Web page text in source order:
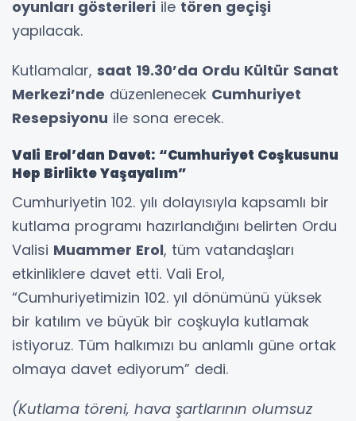
oyunları gösterileri ile tören geçişi
yapılacak.
Kutlamalar, saat 19.30’da Ordu Kültür Sanat
Merkezi’nde düzenlenecek Cumhuriyet
Resepsiyonu ile sona erecek.
Vali Erol’dan Davet: “Cumhuriyet Coşkusunu
Hep Birlikte Yaşayalım”
Cumhuriyetin 102. yılı dolayısıyla kapsamlı bir
kutlama programı hazırlandığını belirten Ordu
Valisi Muammer Erol, tüm vatandaşları
etkinliklere davet etti. Vali Erol,
“Cumhuriyetimizin 102. yıl dönümünü yüksek
bir katılım ve büyük bir coşkuyla kutlamak
istiyoruz. Tüm halkımızı bu anlamlı güne ortak
olmaya davet ediyorum” dedi.
(Kutlama töreni, hava şartlarının olumsuz